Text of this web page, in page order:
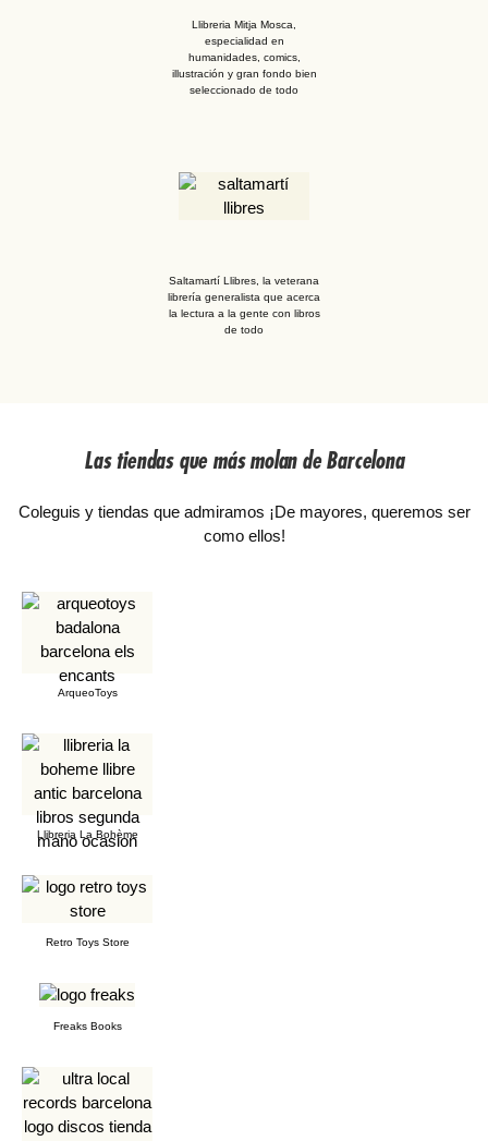
Llibreria Mitja Mosca,
especialidad en
humanidades, comics,
illustración y gran fondo bien
seleccionado de todo
Saltamartí Llibres, la veterana
librería generalista que acerca
la lectura a la gente con libros
de todo
Las tiendas que más molan de Barcelona
Coleguis y tiendas que admiramos ¡De mayores, queremos ser
como ellos!
ArqueoToys
Llibreria La Bohème
Retro Toys Store
Freaks Books